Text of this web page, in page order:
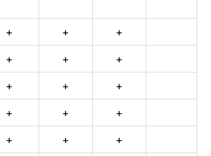
+ +
+
+ +
+
+ +
+
+ +
+
+ +
+